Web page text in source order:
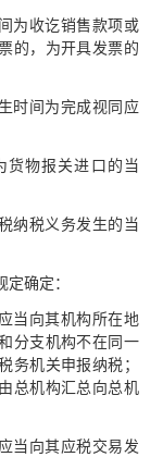
为收讫销售款项或
的，为开具发票的
时间为完成视同应
货物报关进口的当
纳税义务发生的当
确定：
当向其机构所在地
分支机构不在同一
务机关申报纳税；
总机构汇总向总机
当向其应税交易发